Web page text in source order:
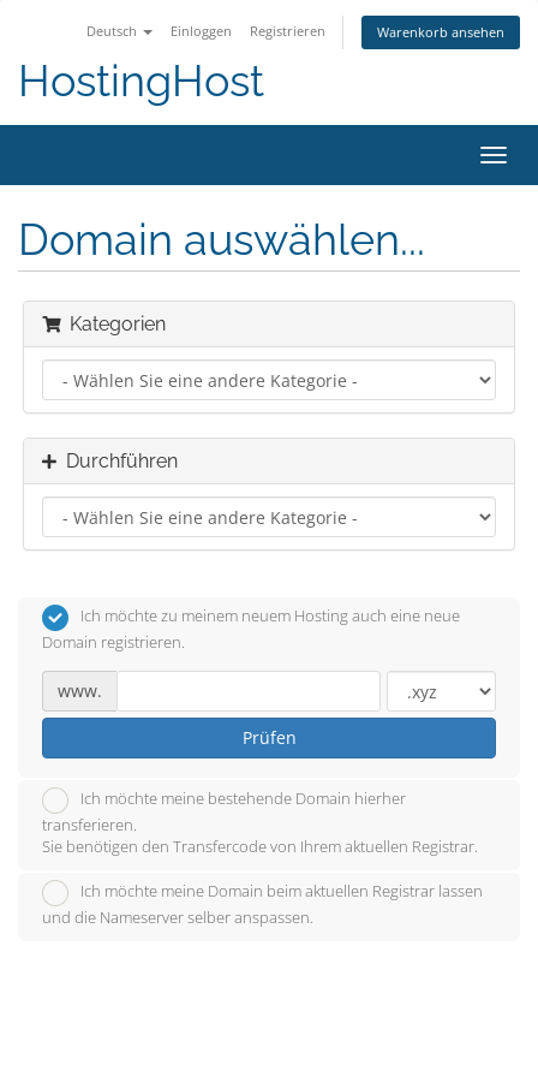
Deutsch Einloggen Registrieren Warenkorb ansehen
HostingHost
ein-/
Domain auswählen...
Kategorien
Durchführen
Ich möchte zu meinem neuem Hosting auch eine neue
Domain registrieren.
www.
Prüfen
Ich möchte meine bestehende Domain hierher
transferieren.
Sie benötigen den Transfercode von Ihrem aktuellen Registrar.
Ich möchte meine Domain beim aktuellen Registrar lassen
und die Nameserver selber anspassen.